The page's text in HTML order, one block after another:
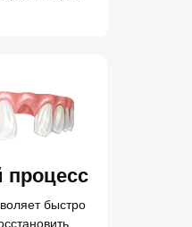
быстро
процесс